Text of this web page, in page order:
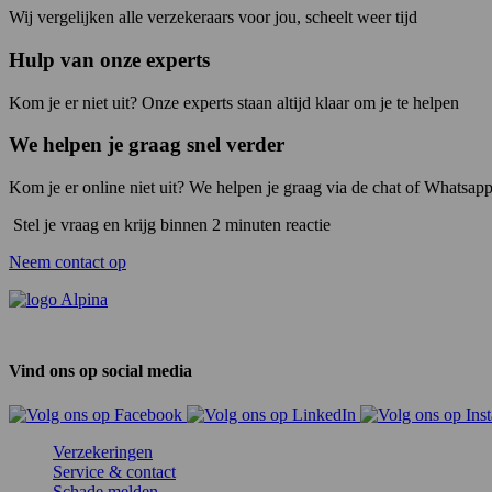
Wij vergelijken alle verzekeraars voor jou, scheelt weer tijd
Hulp van onze experts
Kom je er niet uit? Onze experts staan altijd klaar om je te helpen
We helpen je graag snel verder
Kom je er online niet uit? We helpen je graag via de chat of
Stel je vraag en krijg binnen 2 minuten reactie
Neem contact op
Vind ons op social media
Verzekeringen
Service & contact